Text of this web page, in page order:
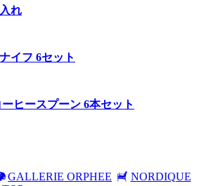
れ
イフ 6セット
ーヒースプーン 6本セット
GALLERIE ORPHEE
NORDIQUE